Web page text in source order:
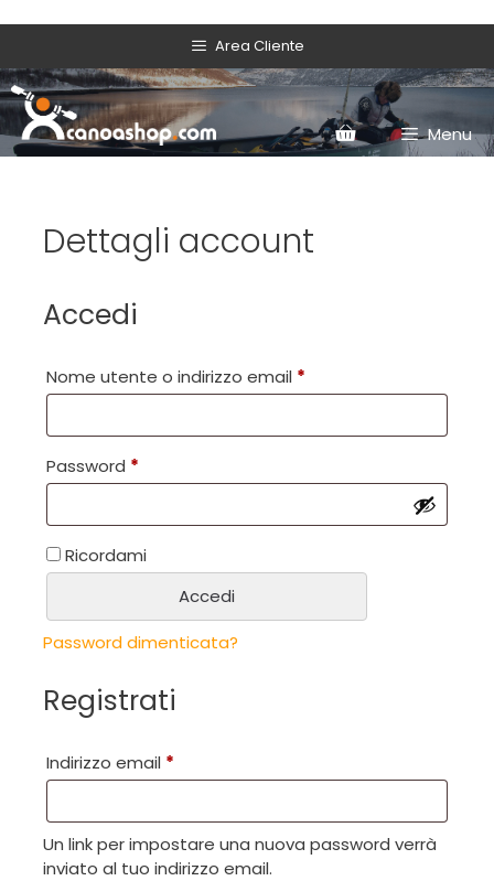
Area Cliente
Menu
Dettagli account
Accedi
Nome utente o indirizzo email *
Password *
Ricordami
Accedi
Password dimenticata?
Registrati
Indirizzo email *
Un link per impostare una nuova password verrà
inviato al tuo indirizzo email.